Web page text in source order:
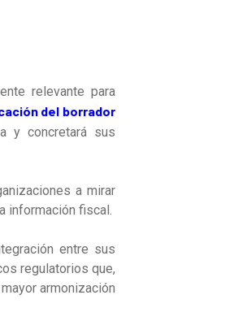
relevante para
del borrador
y concretará sus
a mirar
información fiscal.
entre sus
regulatorios que,
armonización